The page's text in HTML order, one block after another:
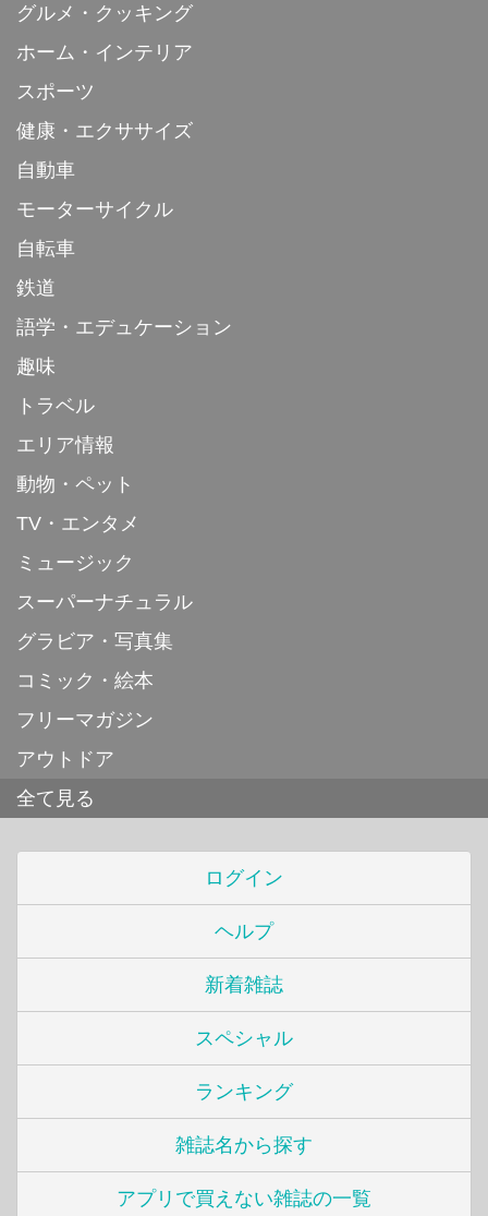
グルメ・クッキング
ホーム・インテリア
スポーツ
健康・エクササイズ
自動車
モーターサイクル
自転車
鉄道
語学・エデュケーション
趣味
トラベル
エリア情報
動物・ペット
TV・エンタメ
ミュージック
スーパーナチュラル
グラビア・写真集
コミック・絵本
フリーマガジン
アウトドア
全て見る
ログイン
ヘルプ
新着雑誌
スペシャル
ランキング
雑誌名から探す
アプリで買えない雑誌の一覧